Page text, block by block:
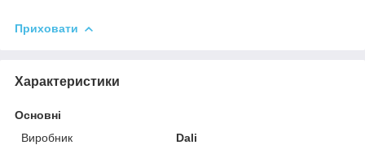
Приховати
Характеристики
Основні
Виробник
Dali